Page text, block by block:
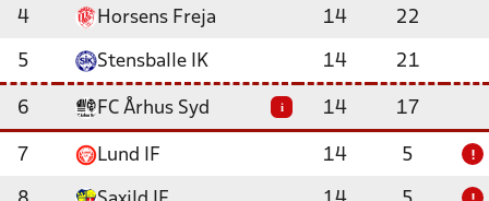
4 Horsens Freja 14 22
5 Stensballe IK 14 21
6 FC Århus Syd i 14 17
7 Lund IF 14 5 !